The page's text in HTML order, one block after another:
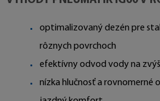
optimalizovaný dezén pre
rôznych povrchoch
efektívny odvod vody na
nízka hlučnosť a rovnomerné